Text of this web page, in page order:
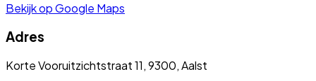
Bekijk op Google Maps
Adres
Korte Vooruitzichtstraat 11, 9300, Aalst